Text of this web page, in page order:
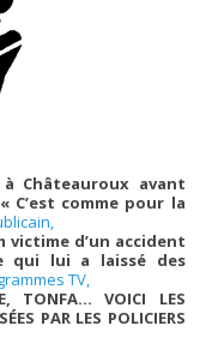
Châteauroux avant
C’est comme pour la
victime d’un accident
qui lui a laissé des
TV,
TONFA… VOICI LES
PAR LES POLICIERS